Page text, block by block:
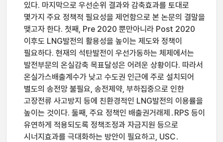
있다. 마지막으로 우선순위 결과와 감축효과를 토대로
몇가지 주요 정책적 필요성을 제언함으로 본 논문의 결말을
맺고자 한다. 첫째, Pre 2020 뿐만아니라 Post 2020
이후도 LNG발전의 활용성을 높이는 제도와 정책이
필요하다. 현재의 석탄발전이 우선가동하는 체제에서는
발전부문의 온실감축 목표달성은 어려운 상황이다. 따라서
온실가스배출계수가 낮고 수도권 인근에 주로 설치되어
별도의 송전망 불필요, 송전제약, 부하집중으로 인한
고장전류 사고방지 등에 친환경적인 LNG발전의 이용률을
높이는 것이다. 둘째, 주요 정책인 배출권거래제․RPS 등이
유연하게 적용되도록 정책조정과 자금지원 등으로
시너지효과를 극대화하는 방안이 필요하고, USC․